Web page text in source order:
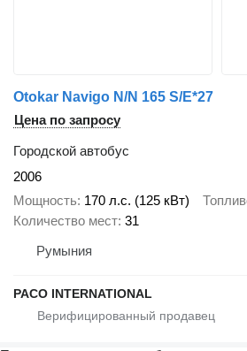
Otokar Navigo N/N 165 S/E*27
Цена по запросу
Городской автобус
2006
Мощность 170 л.с. (125 кВт)
Количество мест 31
Румыния
PACO INTERNATIONAL